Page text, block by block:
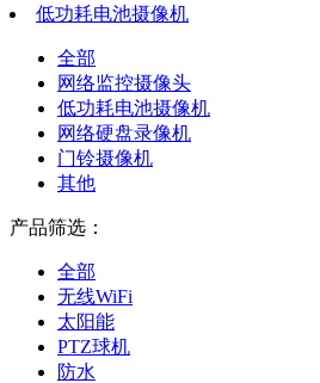
低功耗电池摄像机
全部
网络监控摄像头
低功耗电池摄像机
网络硬盘录像机
门铃摄像机
其他
产品筛选：
全部
无线WiFi
太阳能
PTZ球机
防水